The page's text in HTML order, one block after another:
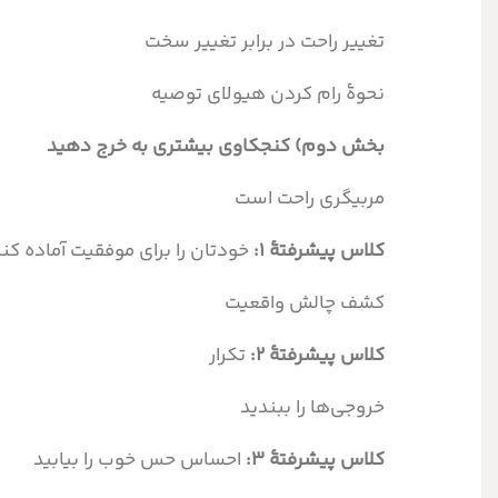
تغییر راحت در برابر تغییر سخت
نحوۀ رام کردن هیولای توصیه‌
بخش دوم) کنجکاوی بیشتری به خرج دهید
مربیگری راحت است
کلاس پیشرفتۀ ۱:
خودتان را برای موفقیت آماده
کشف چالش واقعیت
کلاس پیشرفتۀ ۲:
تکرار
خروجی‌‎ها را ببندید
کلاس پیشرفتۀ ۳:
احساس حس خوب را بیابید